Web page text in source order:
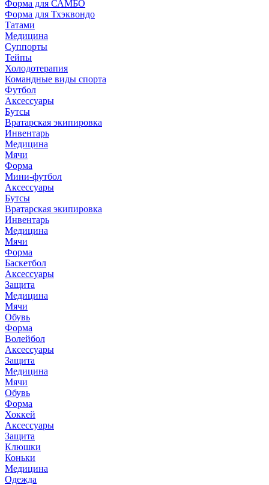
Форма для САМБО
Форма для Тхэквондо
Татами
Медицина
Суппорты
Тейпы
Холодотерапия
Командные виды спорта
Футбол
Аксессуары
Бутсы
Вратарская экипировка
Инвентарь
Медицина
Мячи
Форма
Мини-футбол
Аксессуары
Бутсы
Вратарская экипировка
Инвентарь
Медицина
Мячи
Форма
Баскетбол
Аксессуары
Защита
Медицина
Мячи
Обувь
Форма
Волейбол
Аксессуары
Защита
Медицина
Мячи
Обувь
Форма
Хоккей
Аксессуары
Защита
Клюшки
Коньки
Медицина
Одежда